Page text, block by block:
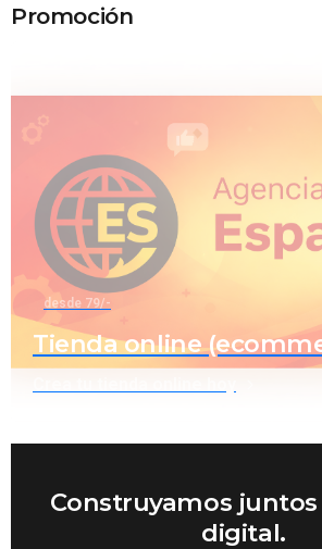
Promoción
desde 79/-
Tienda online
Construyamos
digital.